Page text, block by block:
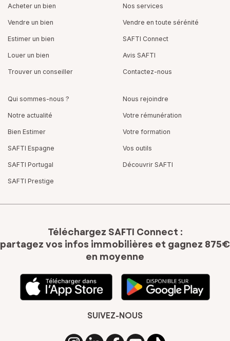
Acheter un bien
Vendre un bien
Estimer un bien
Louer un bien
Trouver un conseiller
Nos services
Vendre en toute sérénité
SAFTI Connect
Avis SAFTI
Contactez-nous
Qui sommes-nous ?
Notre actualité
Bien Estimer
SAFTI Espagne
SAFTI Portugal
SAFTI Prestige
Nous rejoindre
Votre rémunération
Votre formation
Vos outils
Découvrir SAFTI
Téléchargez SAFTI Connect :
partagez vos infos immobilières et gagnez 875€
en moyenne
SUIVEZ-NOUS